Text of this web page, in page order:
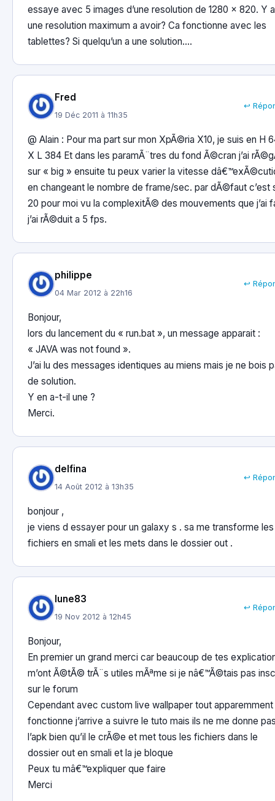
essaye avec 5 images d’une resolution de 1280 x 820. Y
une resolution maximum a avoir? Ca fonctionne avec les
tablettes? Si quelqu’un a une solution….
Fred
19 Déc 2011 à 11h35
↩
@ Alain : Pour ma part sur mon XpÃ©ria X10, je suis en H
X L 384 Et dans les paramÃ¨tres du fond Ã©cran j’ai
sur « big » ensuite tu peux varier la vitesse
en changeant le nombre de frame/sec. par dÃ©faut c’est
20 pour moi vu la complexitÃ© des mouvements que j’ai
j’ai rÃ©duit a 5 fps.
philippe
04 Mar 2012 à 22h16
↩
Bonjour,
lors du lancement du « run.bat », un message apparait :
« JAVA was not found ».
J’ai lu des messages identiques au miens mais je ne bois
de solution.
Y en a-t-il une ?
Merci.
delfina
14 Août 2012 à 13h35
↩
bonjour ,
je viens d essayer pour un galaxy s . sa me transforme les
fichiers en smali et les mets dans le dossier out .
lune83
19 Nov 2012 à 12h45
↩
Bonjour,
En premier un grand merci car beaucoup de tes
m’ont Ã©tÃ© trÃ¨s utiles mÃªme si je nâ€™Ã©tais pas
sur le forum
Cependant avec custom live wallpaper tout apparemment
fonctionne j’arrive a suivre le tuto mais ils ne me donne
l’apk bien qu’il le crÃ©e et met tous les fichiers dans le
dossier out en smali et la je bloque
Peux tu mâ€™expliquer que faire
Merci